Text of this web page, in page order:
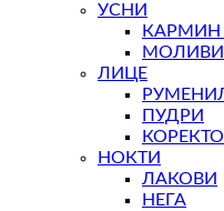
УСНИ
КАРМИН
МОЛИВИ
ЛИЦЕ
ПУДРИ
НОКТИ
ЛАКОВИ
НЕГА